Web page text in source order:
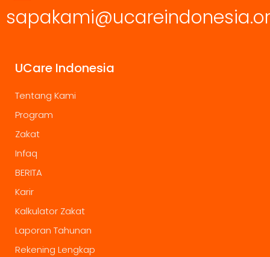
UCare Indonesia
Tentang Kami
Program
Zakat
Infaq
BERITA
Karir
Kalkulator Zakat
Laporan Tahunan
Rekening Lengkap